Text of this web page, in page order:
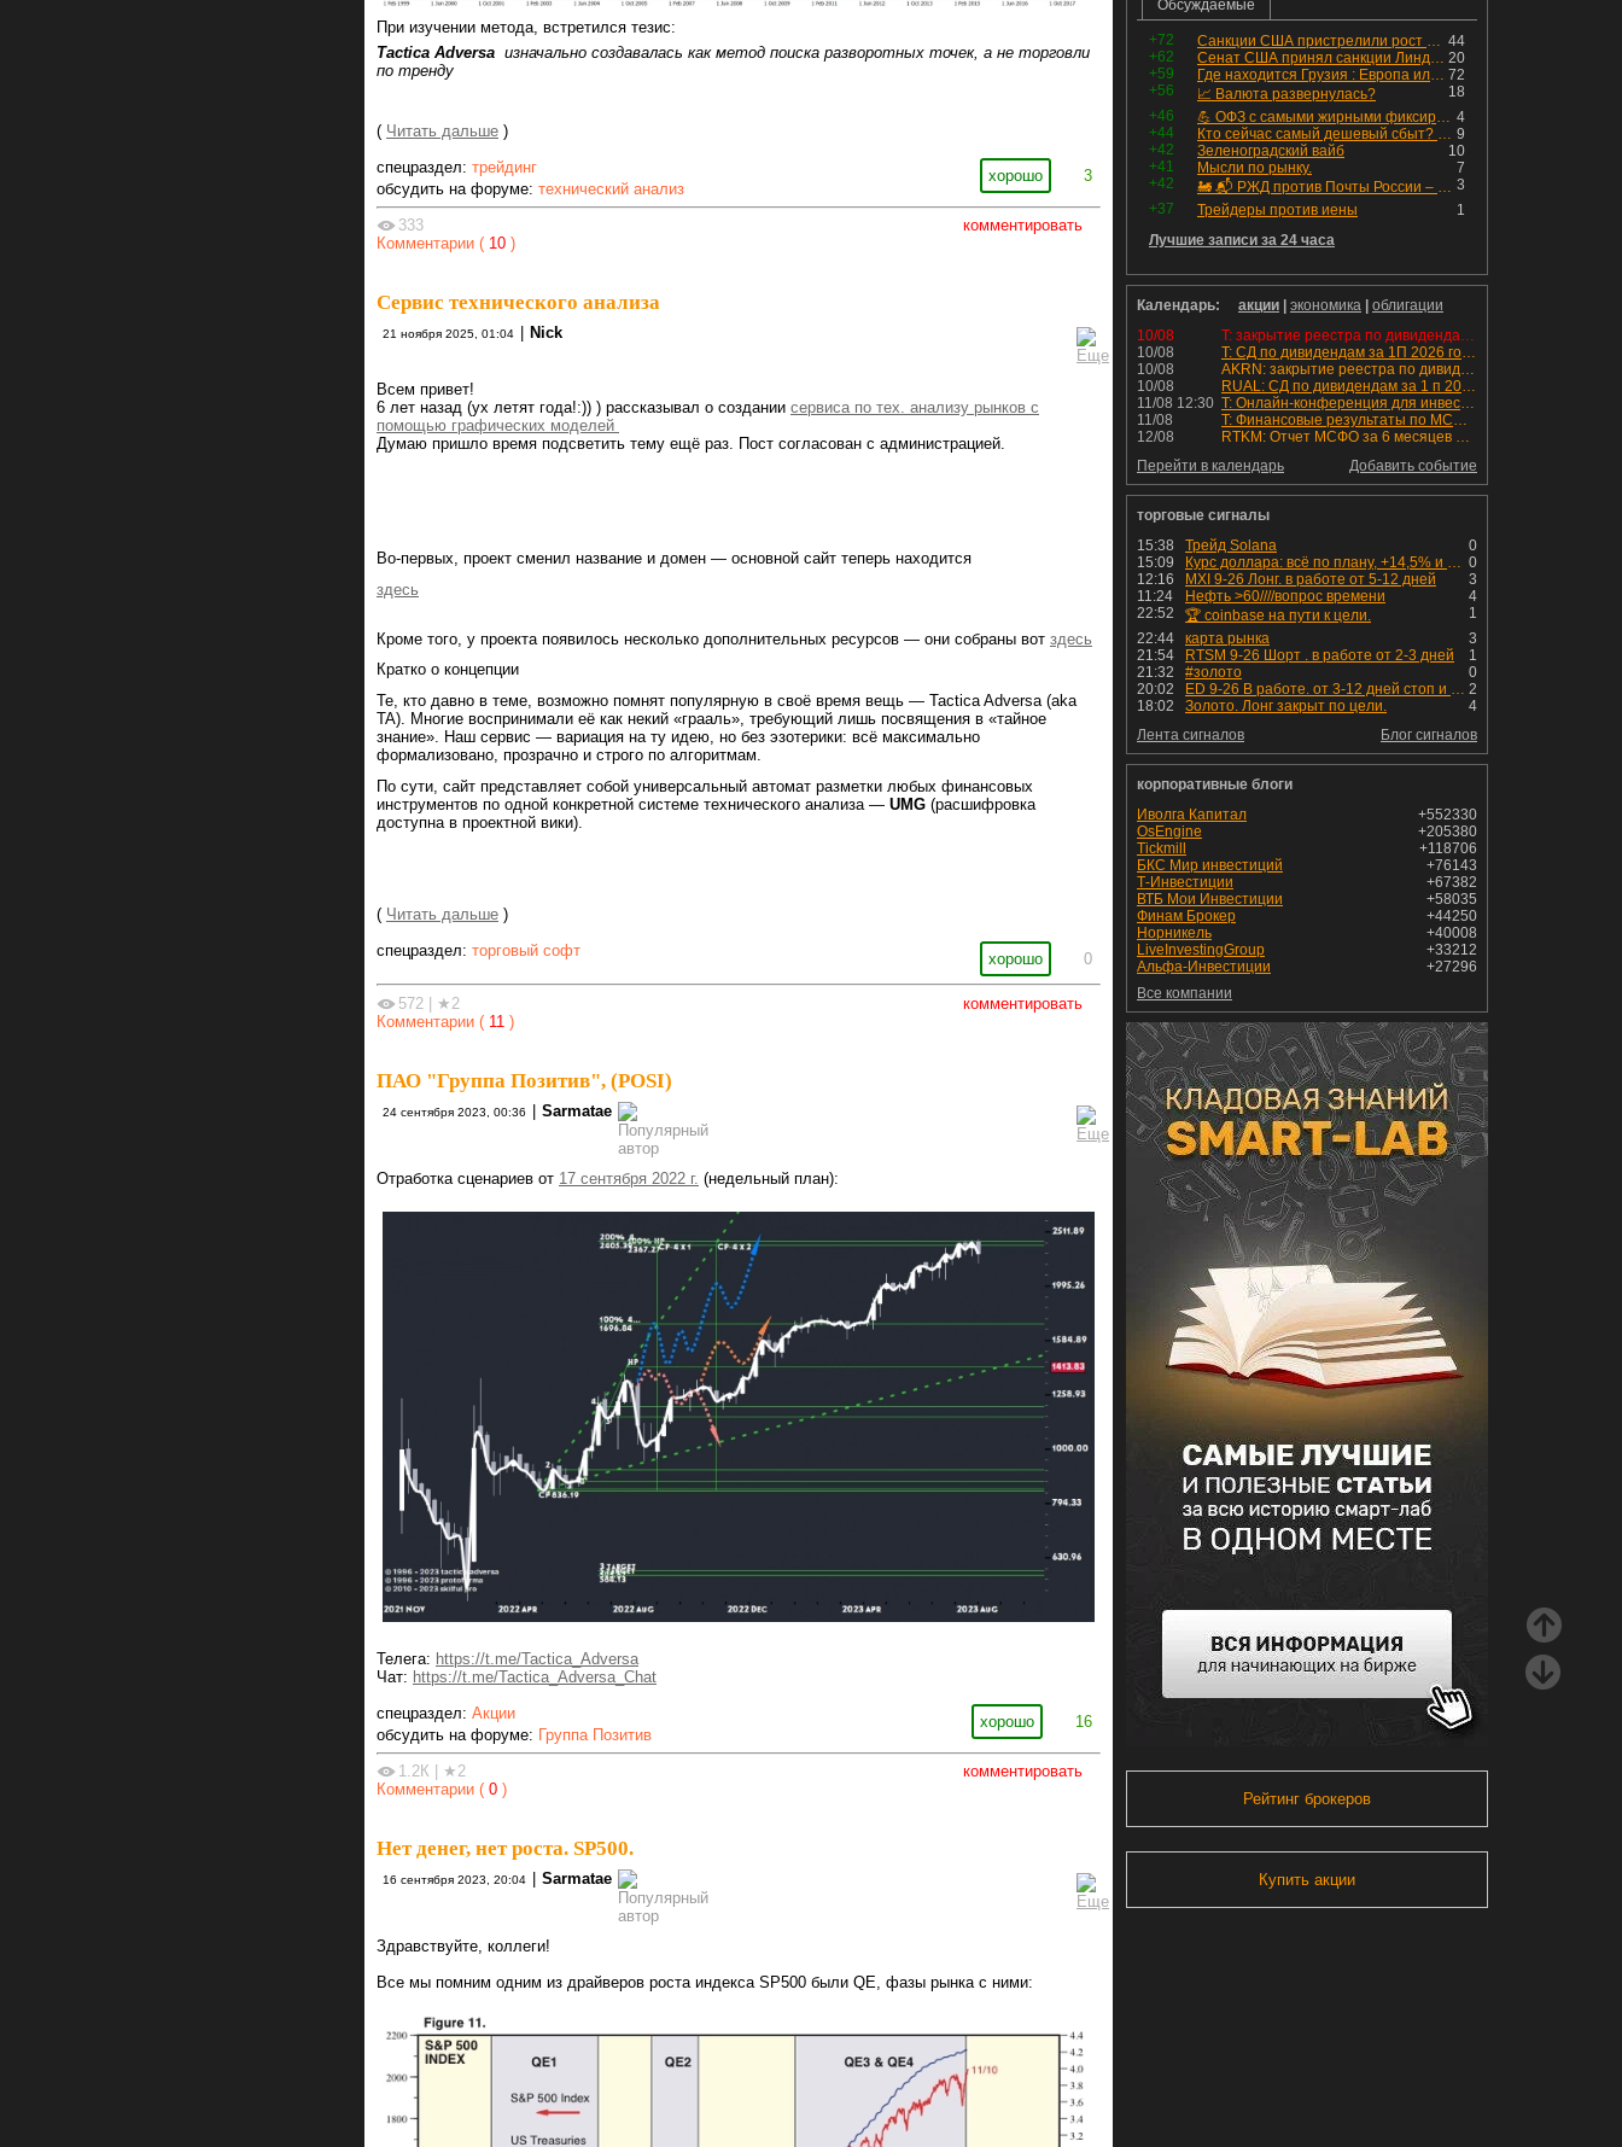
При изучении метода, встретился тезис:
Тactica Adversa изначально создавалась как метод поиска разворотных точек, а не торговли
по тренду
( Читать дальше )
хорошо 3
спецраздел: трейдинг
обсудить на форуме: технический анализ
комментировать
333
Комментарии ( 10 )
Сервис технического анализа
21 ноября 2025, 01:04 Nick
Всем привет!
6 лет назад (ух летят года!:)) ) рассказывал о создании сервиса по тех. анализу рынков с
помощью графических моделей
Думаю пришло время подсветить тему ещё раз. Пост согласован с администрацией.
Во-первых, проект сменил название и домен — основной сайт теперь находится
здесь
Кроме того, у проекта появилось несколько дополнительных ресурсов — они собраны вот здесь
Кратко о концепции
Те, кто давно в теме, возможно помнят популярную в своё время вещь — Tactica Adversa (aka
TA). Многие воспринимали её как некий «грааль», требующий лишь посвящения в «тайное
знание». Наш сервис — вариация на ту идею, но без эзотерики: всё максимально
формализовано, прозрачно и строго по алгоритмам.
По сути, сайт представляет собой универсальный автомат разметки любых финансовых
инструментов по одной конкретной системе технического анализа — UMG (расшифровка
доступна в проектной вики).
( Читать дальше )
хорошо 0
спецраздел: торговый софт
комментировать
572
★2
Комментарии ( 11 )
ПАО "Группа Позитив", (POSI)
24 сентября 2023, 00:36 Sarmatae
Отработка сценариев от 17 сентября 2022 г. (недельный план):
Телега: https://t.me/Tactica_Adversa
Чат: https://t.me/Tactica_Adversa_Chat
хорошо 16
спецраздел: Акции
обсудить на форуме: Группа Позитив
комментировать
1.2К
★2
Комментарии ( 0 )
Нет денег, нет роста. SP500.
16 сентября 2023, 20:04 Sarmatae
Здравствуйте, коллеги!
Все мы помним одним из драйверов роста индекса SP500 были QE, фазы рынка с ними:
Обсуждаемые
+72 44
Санкции США пристрелили рост акций в России
+62
20
Сенат США принял санкции Линдси Грэма против России
+59
72
Где находится Грузия : Европа или Азия
+56
18
📈 Валюта развернулась?
+46
4
💪 ОФЗ с самыми жирными фиксированными купонами
+44
9
Кто сейчас самый дешевый сбыт? Сводный пост по сбытовым компаниям по отчетам РСБУ за Q2 26г.
+42
10
Зеленоградский вайб
+41
7
Мысли по рынку.
+42
3
🚂 📬 РЖД против Почты России – Какие облигации выбрать?
+37
1
Трейдеры против иены
Лучшие записи за 24 часа
Календарь: акции экономика
облигации
10/08
T: закрытие реестра по дивидендам 4.6 руб
10/08
T: СД по дивидендам за 1П 2026 года.
10/08
AKRN: закрытие реестра по дивидендам 235 руб
10/08
RUAL: СД по дивидендам за 1 п 2026 года.
11/08 12:30
T: Онлайн-конференция для инвесторов и аналитиков
11/08
T: Финансовые результаты по МСФО за 2к 2026 года
12/08
RTKM: Отчет МСФО за 6 месяцев 2026 года
Добавить событие
Перейти в календарь
торговые сигналы
15:38
0
Трейд Solana
15:09
0
Курс доллара: всё по плану, +14,5% и рост продолжается!
12:16
3
MXI 9-26 Лонг. в работе от 5-12 дней
11:24
4
Нефть >60////вопрос времени
22:52
1
🏆 coinbase на пути к цели.
22:44
3
карта рынка
21:54
1
RTSM 9-26 Шорт . в работе от 2-3 дней
21:32
0
#золото
20:02
2
ED 9-26 В работе. от 3-12 дней стоп и профит установлен
18:02
4
Золото. Лонг закрыт по цели.
Блог сигналов
Лента сигналов
корпоративные блоги
+552330
Иволга Капитал
+205380
OsEngine
+118706
Tickmill
+76143
БКС Мир инвестиций
+67382
Т-Инвестиции
+58035
ВТБ Мои Инвестиции
+44250
Финам Брокер
+40008
Норникель
+33212
LiveInvestingGroup
+27296
Альфа-Инвестиции
Все компании
Рейтинг брокеров
Купить акции